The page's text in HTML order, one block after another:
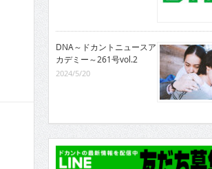
DNA～ドカントニュースア
カデミー～261号vol.2
2024/5/20